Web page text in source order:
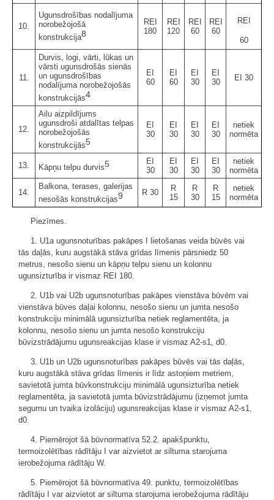
10.
Ugunsdrošības nodalījuma
norobežojošā
konstrukcija8
REI
180
REI
120
REI
60
REI
60
REI
60
11.
Durvis, logi, vārti, lūkas un
vārsti ugunsdrošās sienās
un ugunsdrošības
nodalījuma norobežojošās
konstrukcijās4
EI
60
EI
60
EI
30
EI
30
EI 30
12.
Ailu aizpildījums
ugunsdroši atdalītas telpas
norobežojošās
konstrukcijās5
EI
30
EI
30
EI
30
EI
30
netiek
normēta
13. Kāpņu telpu durvis5
EI
30
EI
30
EI
30
EI
30
netiek
normēta
14.
Balkona, terases, galerijas
nesošās konstrukcijas9 R 30
R
15
R
30
R
15
netiek
normēta
Piezīmes.
1. U1a ugunsnoturības pakāpes I lietošanas veida būvēs vai
tās daļās, kuru augstākā stāva grīdas līmenis pārsniedz 50
metrus, nesošo sienu un kāpņu telpu sienu un kolonnu
ugunsizturība ir vismaz REI 180.
2. U1b vai U2b ugunsnoturības pakāpes vienstāva būvēm vai
vienstāva būves daļai kolonnu, nesošo sienu un jumta nesošo
konstrukciju minimālā ugunsizturība netiek reglamentēta, ja
kolonnu, nesošo sienu un jumta nesošo konstrukciju
būvizstrādājumu ugunsreakcijas klase ir vismaz A2-s1, d0.
3. U1b un U2b ugunsnoturības pakāpes būvēs vai tās daļās,
kuru augstākā stāva grīdas līmenis ir līdz astoņiem metriem,
savietotā jumta būvkonstrukciju minimālā ugunsizturība netiek
reglamentēta, ja savietotā jumta būvizstrādājumu (izņemot jumta
segumu un tvaika izolāciju) ugunsreakcijas klase ir vismaz A2-s1,
d0.
4. Piemērojot šā būvnormatīva 52.2. apakšpunktu,
termoizolētības rādītāju I var aizvietot ar siltuma starojuma
ierobežojuma rādītāju W.
5. Piemērojot šā būvnormatīva 49. punktu, termoizolētības
rādītāju I var aizvietot ar siltuma starojuma ierobežojuma rādītāju